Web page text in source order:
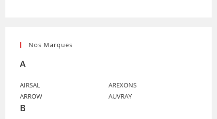
Nos Marques
A
AIRSAL
AREXONS
ARROW
AUVRAY
B